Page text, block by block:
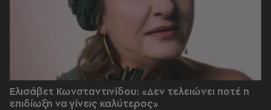
Ελισάβετ Κωνσταντινίδου: «Δεν τελειώνει ποτέ η
επιδίωξη να γίνεις καλύτερος»